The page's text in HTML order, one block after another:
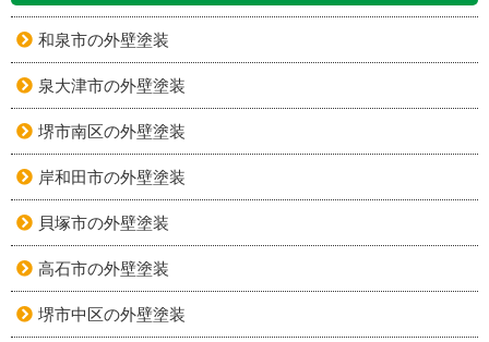
和泉市の外壁塗装
泉大津市の外壁塗装
堺市南区の外壁塗装
岸和田市の外壁塗装
貝塚市の外壁塗装
高石市の外壁塗装
堺市中区の外壁塗装